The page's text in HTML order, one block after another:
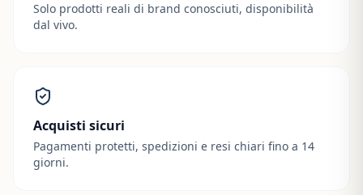
Solo prodotti reali di brand conosciuti, disponibilità
dal vivo.
Acquisti sicuri
Pagamenti protetti, spedizioni e resi chiari fino a 14
giorni.